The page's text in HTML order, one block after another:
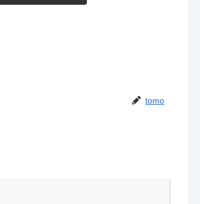
tomo